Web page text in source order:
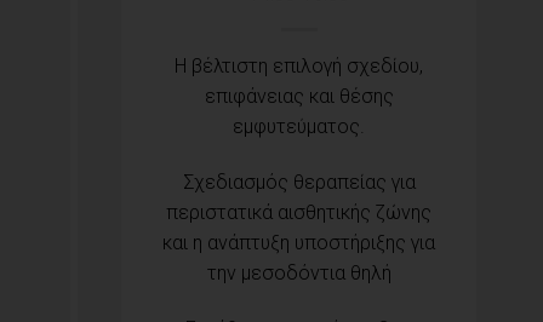
Η βέλτιστη επιλογή σχεδίου,
επιφάνειας και θέσης
εμφυτεύματος.
Σχεδιασμός θεραπείας για
περιστατικά αισθητικής ζώνης
και η ανάπτυξη υποστήριξης για
την μεσοδόντια θηλή